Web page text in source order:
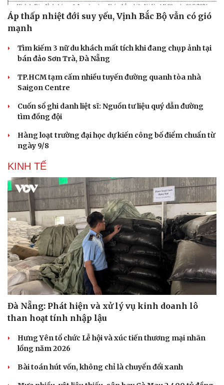
Văn hóa
Văn học
Âm nhạc
Thời trang
Áp thấp nhiệt đới suy yếu, Vịnh Bắc Bộ vẫn có gió
mạnh
Tìm kiếm 3 nữ du khách mất tích khi đang chụp ảnh tại
bán đảo Sơn Trà, Đà Nẵng
TP.HCM tạm cấm nhiều tuyến đường quanh tòa nhà
Saigon Centre
Cuốn sổ ghi danh liệt sĩ: Nguồn tư liệu quý dẫn đường
tìm đồng đội
Hàng loạt trường đại học dự kiến công bố điểm chuẩn từ
ngày 9/8
KINH TẾ
Đà Nẵng: Phát hiện và xử lý vụ kinh doanh lô
than hoạt tính nhập lậu
Hưng Yên tổ chức Lễ hội và xúc tiến thương mại nhãn
lồng năm 2026
Bài toán hút vốn, không chỉ là chuyển đổi xanh